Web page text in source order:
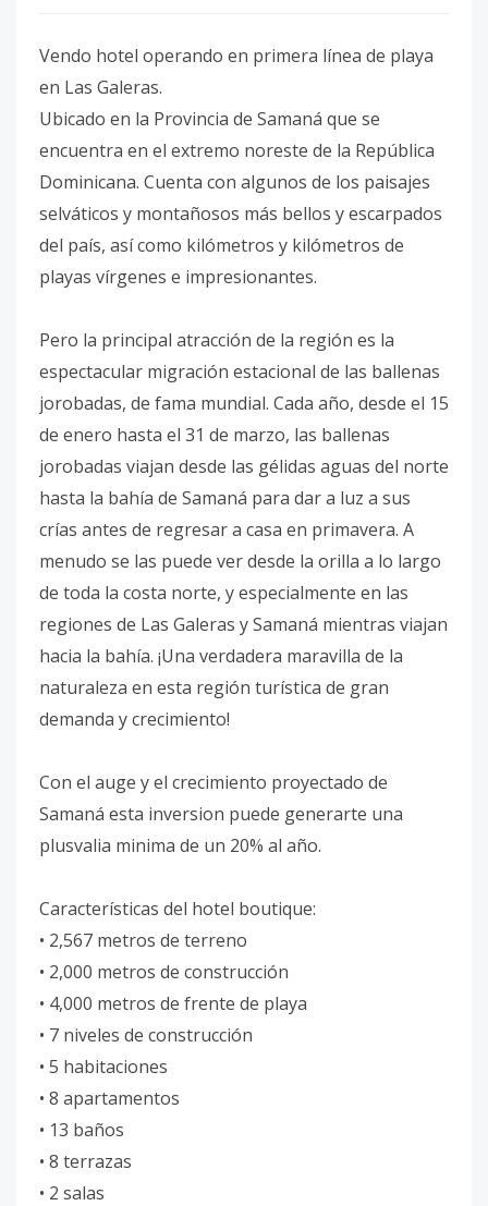
Vendo hotel operando en primera línea de playa
en Las Galeras.
Ubicado en la Provincia de Samaná que se
encuentra en el extremo noreste de la República
Dominicana. Cuenta con algunos de los paisajes
selváticos y montañosos más bellos y escarpados
del país, así como kilómetros y kilómetros de
playas vírgenes e impresionantes.
Pero la principal atracción de la región es la
espectacular migración estacional de las ballenas
jorobadas, de fama mundial. Cada año, desde el 15
de enero hasta el 31 de marzo, las ballenas
jorobadas viajan desde las gélidas aguas del norte
hasta la bahía de Samaná para dar a luz a sus
crías antes de regresar a casa en primavera. A
menudo se las puede ver desde la orilla a lo largo
de toda la costa norte, y especialmente en las
regiones de Las Galeras y Samaná mientras viajan
hacia la bahía. ¡Una verdadera maravilla de la
naturaleza en esta región turística de gran
demanda y crecimiento!
Con el auge y el crecimiento proyectado de
Samaná esta inversion puede generarte una
plusvalia minima de un 20% al año.
Características del hotel boutique:
• 2,567 metros de terreno
• 2,000 metros de construcción
• 4,000 metros de frente de playa
• 7 niveles de construcción
• 5 habitaciones
• 8 apartamentos
• 13 baños
• 8 terrazas
• 2 salas